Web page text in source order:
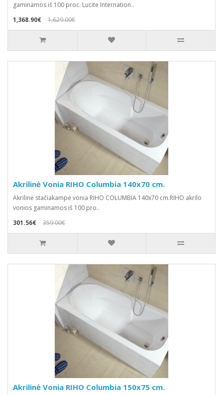
gaminamos iš 100 proc. Lucite Internation..
1,368.90€
1,629.00€
Akrilinė Vonia RIHO Columbia 140x70 cm.
Akrilinė stačiakampė vonia RIHO COLUMBIA 140x70 cm.RIHO akrilo
vonios gaminamos iš 100 pro..
301.56€
359.00€
Akrilinė Vonia RIHO Columbia 150x75 cm.